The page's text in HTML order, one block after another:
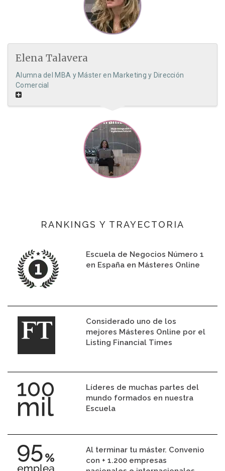
Elena Talavera
Alumna del MBA y Máster en Marketing y Dirección
Comercial
RANKINGS Y TRAYECTORIA
Escuela de Negocios Número 1
en España en Másteres Online
Considerado uno de los
mejores Másteres Online por el
Listing Financial Times
Líderes de muchas partes del
mundo formados en nuestra
Escuela
Al terminar tu máster. Convenio
con + 1.200 empresas